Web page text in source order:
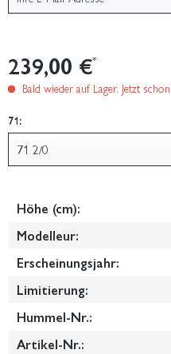
239,00 €*
Bald wieder auf Lager. Jetzt
71:
Höhe (cm):
Modelleur:
Erscheinungsjahr:
Limitierung:
Hummel-Nr.:
Artikel-Nr.: